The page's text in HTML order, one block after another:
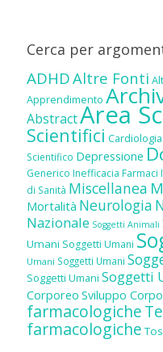
Cerca per
ADHDAltre Fonti
Apprendimento
AbstractArea
Scientifici Cardiologia
Scientifico Depressione
Generico Inefficacia Farmaci
di Sanità Miscellanea
Mortalità Neurologia
Nazionale Soggetti Animali
Umani Soggetti Umani
Umani Soggetti Umani
Soggetti Umani Soggetti
Corporeo Sviluppo
farmacologiche
farmacologiche